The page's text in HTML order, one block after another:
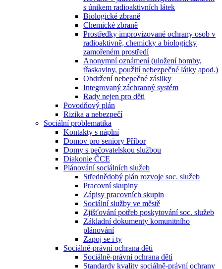
s únikem radioaktivních látek
Biologické zbraně
Chemické zbraně
Prostředky improvizované ochrany osob v
radioaktivně, chemicky a biologicky
zamořeném prostředí
Anonymní oznámení (uložení bomby,
třaskaviny, použití nebezpečné látky apod.)
Obdržení nebepečné zásilky
Integrovaný záchranný systém
Rady nejen pro děti
Povodňový plán
Rizika a nebezpečí
Sociální problematika
Kontakty s náplní
Domov pro seniory Příbor
Domy s pečovatelskou službou
Diakonie ČCE
Plánování sociálních služeb
Střednědobý plán rozvoje soc. služeb
Pracovní skupiny
Zápisy pracovních skupin
Sociální služby ve městě
Zjišťování potřeb poskytování soc. služeb
Základní dokumenty komunitního
plánování
Zapoj se i ty
Sociálně-právní ochrana dětí
Sociálně-právní ochrana dětí
Standardy kvality sociálně-právní ochrany